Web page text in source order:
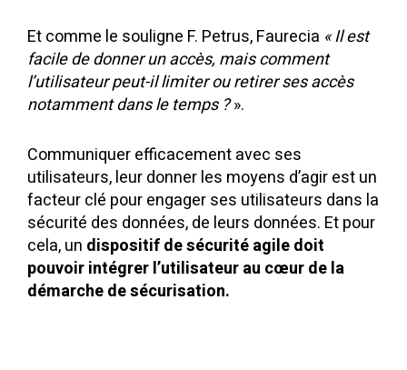
Et comme le souligne F. Petrus, Faurecia « Il est
facile de donner un accès, mais comment
l’utilisateur peut-il limiter ou retirer ses accès
notamment dans le temps ?».
Communiquer efficacement avec ses
utilisateurs, leur donner les moyens d’agir est un
facteur clé pour engager ses utilisateurs dans la
sécurité des données, de leurs données. Et pour
cela, un dispositif de sécurité agile doit
pouvoir intégrer l’utilisateur au cœur de la
démarche de sécurisation.